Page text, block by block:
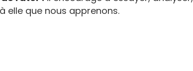
elle que nous apprenons.